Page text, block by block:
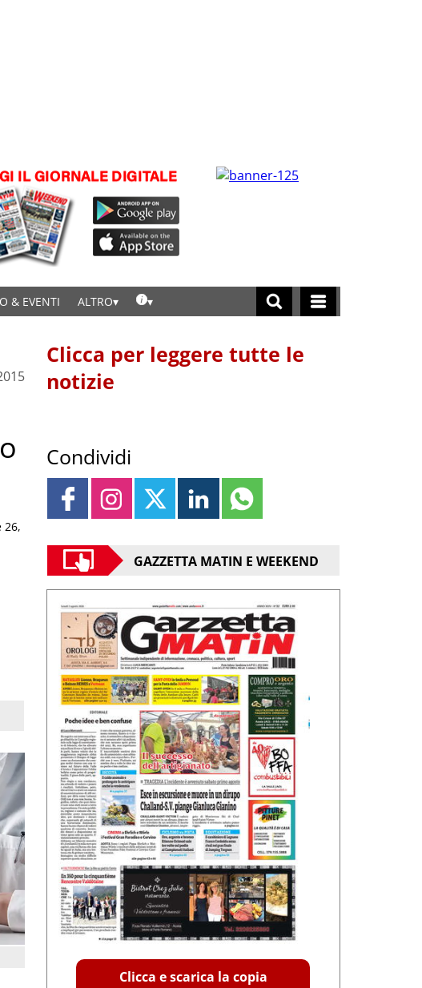
& EVENTI ALTRO
26,
Clicca per leggere tutte le
notizie
Condividi
GAZZETTA MATIN E WEEKEND
Clicca e scarica la copia